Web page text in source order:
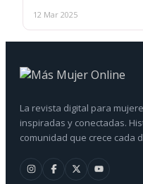
12 Mar 2025
La revista digital para
inspiradas y conectadas.
comunidad que crece cada